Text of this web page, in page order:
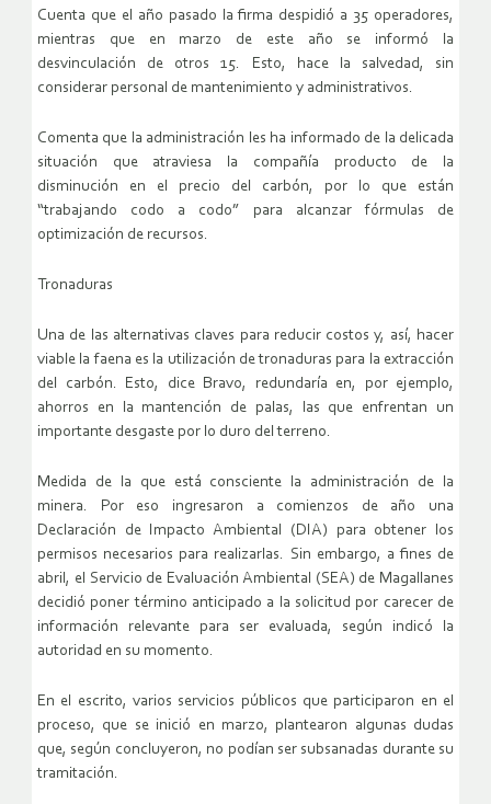
Cuenta que el año pasado la firma despidió a 35 operadores,
mientras que en marzo de este año se informó la
desvinculación de otros 15. Esto, hace la salvedad, sin
considerar personal de mantenimiento y administrativos.
Comenta que la administración les ha informado de la delicada
situación que atraviesa la compañía producto de la
disminución en el precio del carbón, por lo que están
“trabajando codo a codo” para alcanzar fórmulas de
optimización de recursos.
Tronaduras
Una de las alternativas claves para reducir costos y, así, hacer
viable la faena es la utilización de tronaduras para la extracción
del carbón. Esto, dice Bravo, redundaría en, por ejemplo,
ahorros en la mantención de palas, las que enfrentan un
importante desgaste por lo duro del terreno.
Medida de la que está consciente la administración de la
minera. Por eso ingresaron a comienzos de año una
Declaración de Impacto Ambiental (DIA) para obtener los
permisos necesarios para realizarlas. Sin embargo, a fines de
abril, el Servicio de Evaluación Ambiental (SEA) de Magallanes
decidió poner término anticipado a la solicitud por carecer de
información relevante para ser evaluada, según indicó la
autoridad en su momento.
En el escrito, varios servicios públicos que participaron en el
proceso, que se inició en marzo, plantearon algunas dudas
que, según concluyeron, no podían ser subsanadas durante su
tramitación.